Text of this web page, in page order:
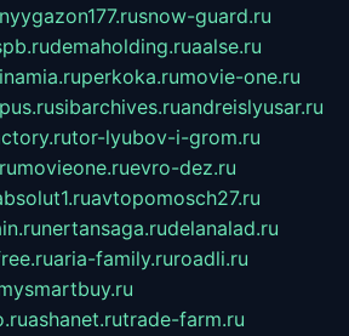
snow-guard.ru
demaholding.ruaalse.ru
perkoka.rumovie-one.ru
sibarchives.ruandreislyusar.ru
tor-lyubov-i-grom.ru
movieone.ruevro-dez.ru
avtopomosch27.ru
nertansaga.rudelanalad.ru
aria-family.ruroadli.ru
ashanet.rutrade-farm.ru